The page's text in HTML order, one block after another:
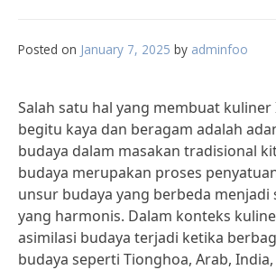
Posted on January 7, 2025 by adminfoo
Salah satu hal yang membuat kuliner
begitu kaya dan beragam adalah
budaya dalam masakan tradisional
budaya merupakan proses
unsur budaya yang berbeda menjadi
yang harmonis. Dalam konteks
asimilasi budaya terjadi ketika
budaya seperti Tionghoa, Arab,